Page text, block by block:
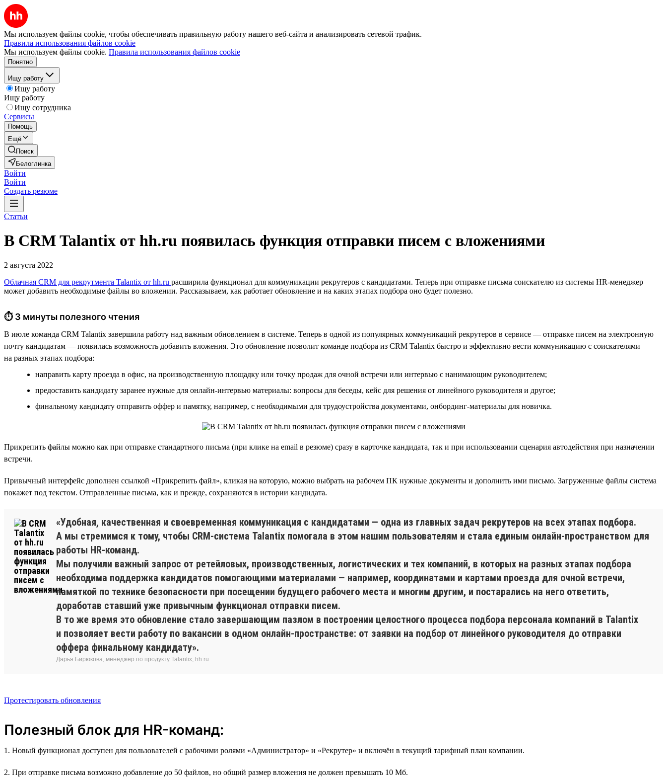
Мы используем файлы cookie, чтобы обеспечивать правильную работу нашего веб-сайта и анализировать сетевой трафик.
Правила использования файлов cookie
Мы используем файлы cookie. Правила использования файлов cookie
Понятно
Ищу работу
Ищу работу
Ищу работу
Ищу сотрудника
Сервисы
Помощь
Ещё
Поиск
Белоглинка
Войти
Войти
Создать резюме
Статьи
В CRM Talantix от hh.ru появилась функция отправки писем с вложениями
2 августа 2022
Облачная CRM для рекрутмента Talantix от hh.ru расширила функционал для коммуникации рекрутеров с кандидатами. Теперь при отправке письма соискателю из системы HR-менеджер
может добавить необходимые файлы во вложении. Рассказываем, как работает обновление и на каких этапах подбора оно будет полезно.
⏱ 3 минуты полезного чтения
В июле команда CRM Talantix завершила работу над важным обновлением в системе. Теперь в одной из популярных коммуникаций рекрутеров в сервисе — отправке писем на электронную
почту кандидатам — появилась возможность добавить вложения. Это обновление позволит команде подбора из CRM Talantix быстро и эффективно вести коммуникацию с соискателями
на разных этапах подбора:
направить карту проезда в офис, на производственную площадку или точку продаж для очной встречи или интервью с нанимающим руководителем;
предоставить кандидату заранее нужные для онлайн-интервью материалы: вопросы для беседы, кейс для решения от линейного руководителя и другое;
финальному кандидату отправить оффер и памятку, например, с необходимыми для трудоустройства документами, онбординг-материалы для новичка.
Прикрепить файлы можно как при отправке стандартного письма (при клике на email в резюме) сразу в карточке кандидата, так и при использовании сценария автодействия при назначении
встречи.
Привычный интерфейс дополнен ссылкой «Прикрепить файл», кликая на которую, можно выбрать на рабочем ПК нужные документы и дополнить ими письмо. Загруженные файлы система
покажет под текстом. Отправленные письма, как и прежде, сохраняются в истории кандидата.
«Удобная, качественная и своевременная коммуникация с кандидатами — одна из главных задач рекрутеров на всех этапах подбора.
А мы стремимся к тому, чтобы CRM-система Talantix помогала в этом нашим пользователям и стала единым онлайн-пространством для
работы HR-команд.
Мы получили важный запрос от ретейловых, производственных, логистических и тех компаний, в которых на разных этапах подбора
необходима поддержка кандидатов помогающими материалами — например, координатами и картами проезда для очной встречи,
памяткой по технике безопасности при посещении будущего рабочего места и многим другим, и постарались на него ответить,
доработав ставший уже привычным функционал отправки писем.
В то же время это обновление стало завершающим пазлом в построении целостного процесса подбора персонала компаний в Talantix
и позволяет вести работу по вакансии в одном онлайн-пространстве: от заявки на подбор от линейного руководителя до отправки
оффера финальному кандидату».
Дарья Бирюкова, менеджер по продукту Talantix, hh.ru
Протестировать обновления
Полезный блок для HR-команд:
1. Новый функционал доступен для пользователей с рабочими ролями «Администратор» и «Рекрутер» и включён в текущий тарифный план компании.
2. При отправке письма возможно добавление до 50 файлов, но общий размер вложения не должен превышать 10 Мб.